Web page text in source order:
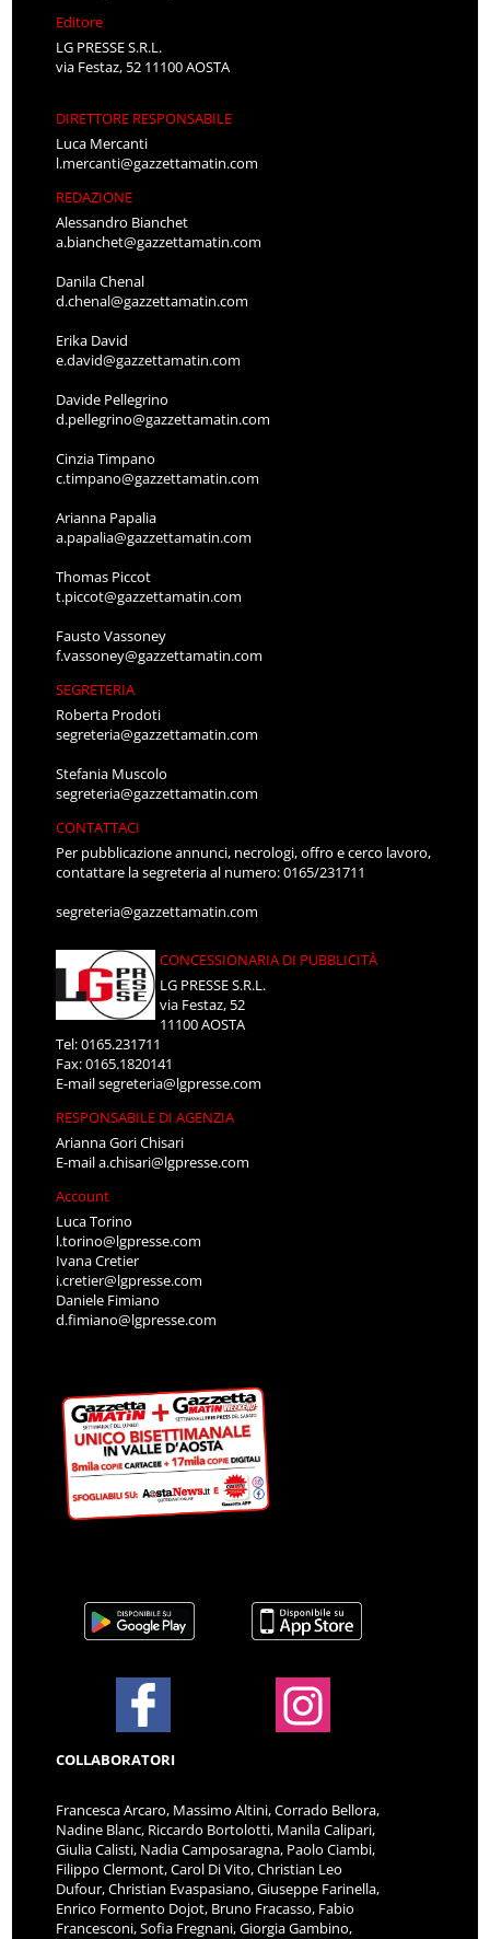
Editore
LG PRESSE S.R.L.
via Festaz, 52 11100 AOSTA
DIRETTORE RESPONSABILE
Luca Mercanti
l.mercanti@gazzettamatin.com
REDAZIONE
Alessandro Bianchet
a.bianchet@gazzettamatin.com
Danila Chenal
d.chenal@gazzettamatin.com
Erika David
e.david@gazzettamatin.com
Davide Pellegrino
d.pellegrino@gazzettamatin.com
Cinzia Timpano
c.timpano@gazzettamatin.com
Arianna Papalia
a.papalia@gazzettamatin.com
Thomas Piccot
t.piccot@gazzettamatin.com
Fausto Vassoney
f.vassoney@gazzettamatin.com
SEGRETERIA
Roberta Prodoti
segreteria@gazzettamatin.com
Stefania Muscolo
segreteria@gazzettamatin.com
CONTATTACI
Per pubblicazione annunci, necrologi, offro e cerco lavoro,
contattare la segreteria al numero: 0165/231711
segreteria@gazzettamatin.com
CONCESSIONARIA DI PUBBLICITÀ
LG PRESSE S.R.L.
via Festaz, 52
11100 AOSTA
Tel: 0165.231711
Fax: 0165.1820141
E-mailsegreteria@lgpresse.com
RESPONSABILE DI AGENZIA
Arianna Gori Chisari
E-maila.chisari@lgpresse.com
Account
Luca Torino
l.torino@lgpresse.com
Ivana Cretier
i.cretier@lgpresse.com
Daniele Fimiano
d.fimiano@lgpresse.com
COLLABORATORI
Francesca Arcaro, Massimo Altini, Corrado Bellora,
Nadine Blanc, Riccardo Bortolotti, Manila Calipari,
Giulia Calisti, Nadia Camposaragna, Paolo Ciambi,
Filippo Clermont, Carol Di Vito, Christian Leo
Dufour, Christian Evaspasiano, Giuseppe Farinella,
Enrico Formento Dojot, Bruno Fracasso, Fabio
Francesconi, Sofia Fregnani, Giorgia Gambino,